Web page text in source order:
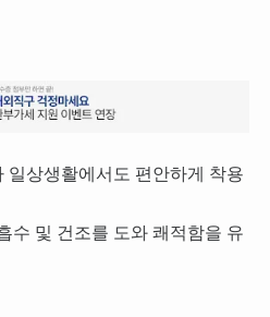
일상생활에서도 편안하게 착용
수 및 건조를 도와 쾌적함을 유